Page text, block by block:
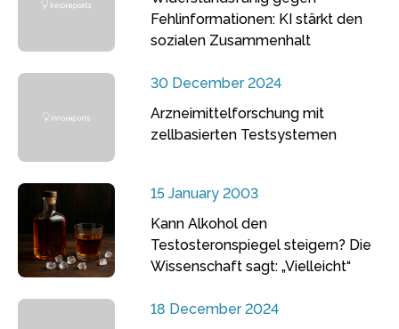
Fehlinformationen: KI stärkt den
sozialen Zusammenhalt
30 December 2024
Arzneimittelforschung mit
zellbasierten Testsystemen
15 January 2003
Kann Alkohol den
Testosteronspiegel steigern? Die
Wissenschaft sagt: „Vielleicht“
18 December 2024